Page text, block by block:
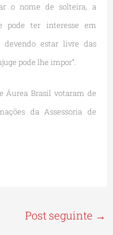
o nome de solteira, a
pode ter interesse em
devendo estar livre das
pode lhe impor”.
Áurea Brasil votaram de
da Assessoria de
Post seguinte →